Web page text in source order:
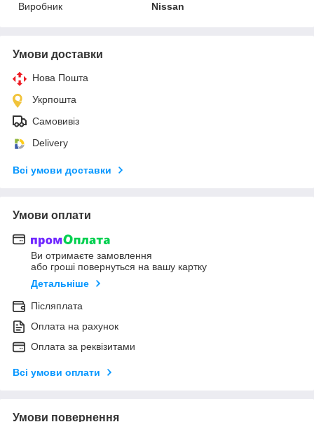
Виробник
Nissan
Умови доставки
Нова Пошта
Укрпошта
Самовивіз
Delivery
Всі умови доставки
Умови оплати
Ви отримаєте замовлення
або гроші повернуться на вашу картку
Детальніше
Післяплата
Оплата на рахунок
Оплата за реквізитами
Всі умови оплати
Умови повернення